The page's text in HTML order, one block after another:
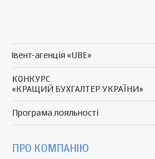
Івент-агенція «UBE»
КОНКУРС
«КРАЩИЙ БУХГАЛТЕР УКРАЇНИ»
Програма лояльності
ПРО КОМПАНІЮ